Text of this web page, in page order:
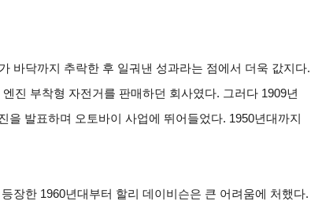
바닥까지 추락한 후 일궈낸 성과라는 점에서 더욱 값지다.
진 부착형 자전거를 판매하던 회사였다. 그러다 1909년
을 발표하며 오토바이 사업에 뛰어들었다. 1950년대까지
장한 1960년대부터 할리 데이비슨은 큰 어려움에 처했다.